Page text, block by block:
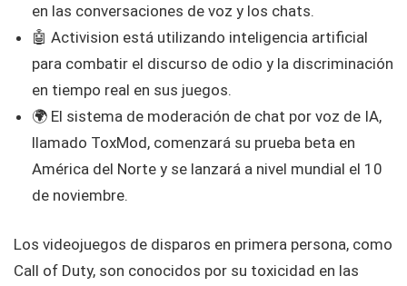
en las conversaciones de voz y los chats.
🤖 Activision está utilizando inteligencia artificial
para combatir el discurso de odio y la discriminación
en tiempo real en sus juegos.
🌍 El sistema de moderación de chat por voz de IA,
llamado ToxMod, comenzará su prueba beta en
América del Norte y se lanzará a nivel mundial el 10
de noviembre.
Los videojuegos de disparos en primera persona, como
Call of Duty, son conocidos por su toxicidad en las